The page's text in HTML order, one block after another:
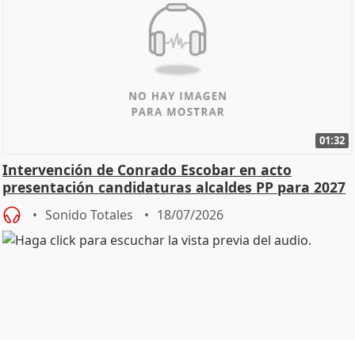
01:32
Intervención de Conrado Escobar en acto
presentación candidaturas alcaldes PP para 2027
Sonido Totales 18/07/2026